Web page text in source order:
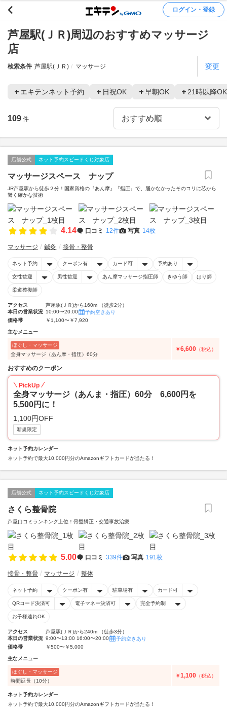
ログイン・登録
芦屋駅(ＪＲ)周辺のおすすめマッサージ
店
検索条件 芦屋駅(ＪＲ) マッサージ 変更
エキテンネット予約 日祝OK 早朝OK 21時以降OK
109 件
店舗公式 ネット予約スピードくじ対象店
マッサージスペース ナップ
JR芦屋駅から徒歩２分！国家資格の『あん摩』『指圧』で、届かなかったそのコリに芯から
響く確かな技術
4.14 口コミ 12件 写真 14枚
マッサージ 鍼灸 接骨・整骨
ネット予約 クーポン有 カード可 予約あり
女性歓迎 男性歓迎 あん摩マッサージ指圧師 きゆう師 はり師
柔道整復師
アクセス
芦屋駅(ＪＲ)から160m （徒歩2分）
本日の営業状況 10:00〜20:00
予約空きあり
価格帯
￥1,100〜￥7,920
主なメニュー
ほぐし・マッサージ
全身マッサージ（あん摩・指圧）60分
￥6,600 （税込）
おすすめのクーポン
PickUp
全身マッサージ（あんま・指圧）60分 6,600円を
5,500円に！
1,100円OFF
新規限定
ネット予約カレンダー
ネット予約で最大10,000円分のAmazonギフトカードが当たる！
店舗公式 ネット予約スピードくじ対象店
さくら整骨院
芦屋口コミランキング上位！骨盤矯正・交通事故治療
5.00 口コミ 339件 写真 191枚
接骨・整骨 マッサージ 整体
ネット予約 クーポン有 駐車場有 カード可
QRコード決済可 電子マネー決済可 完全予約制
お子様連れOK
アクセス
芦屋駅(ＪＲ)から240m （徒歩3分）
本日の営業状況 9:00〜13:00 16:00〜20:00
予約空きあり
価格帯
￥500〜￥5,000
主なメニュー
ほぐし・マッサージ
時間延長（10分）
￥1,100 （税込）
ネット予約カレンダー
ネット予約で最大10,000円分のAmazonギフトカードが当たる！